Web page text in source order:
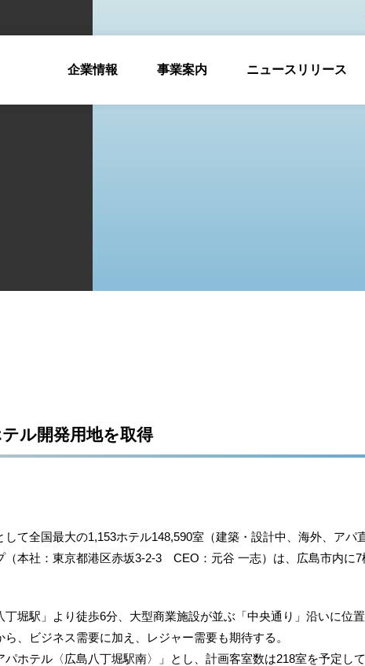
企業情報 事業案内 ニュースリリース
ル開発用地を取得
て全国最大の1,153ホテル148,590室（建築・設計中、海外、アパ
（本社：東京都港区赤坂3-2-3 CEO：元谷 一志）は、広島市内に
堀駅」より徒歩6分、大型商業施設が並ぶ「中央通り」沿いに位
、ビジネス需要に加え、レジャー需要も期待する。
ホテル〈広島八丁堀駅南〉」とし、計画客室数は218室を予定し